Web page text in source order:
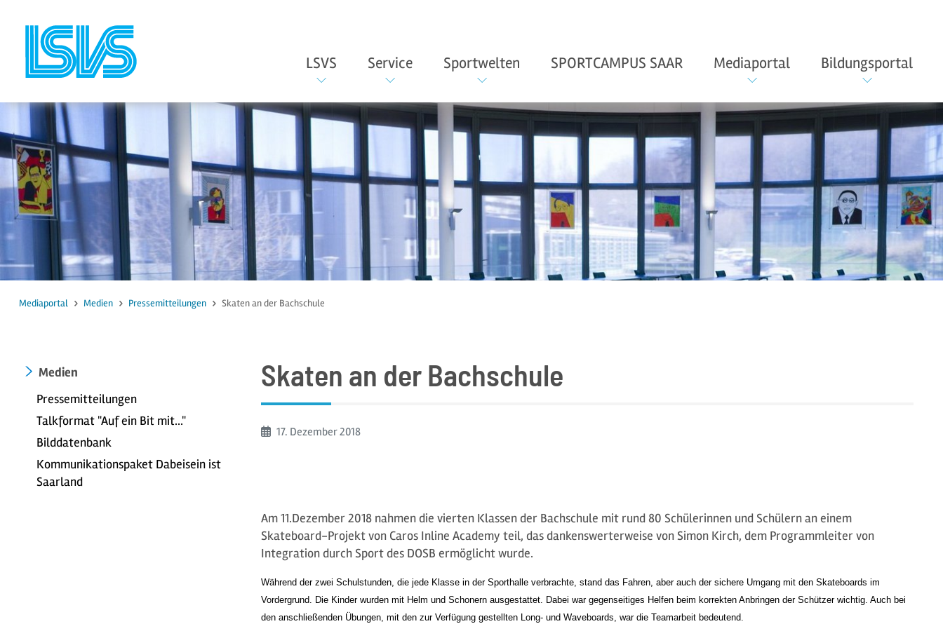
zum Inhalt
zur Suche
LSVS Service Sportwelten SPORTCAMPUS SAAR Mediaportal Bildungsportal
Mediaportal Medien Pressemitteilungen Skaten an der Bachschule
Medien
Pressemitteilungen
Talkformat "Auf ein Bit mit..."
Bilddatenbank
Kommunikationspaket Dabeisein ist
Saarland
Skaten an der Bachschule
Beginn:
17. Dezember2018
Am 11.Dezember 2018 nahmen die vierten Klassen der Bachschule mit rund 80 Schülerinnen und Schülern an einem
Skateboard-Projekt von Caros Inline Academy teil, das dankenswerterweise von Simon Kirch, dem Programmleiter von
Integration durch Sport des DOSB ermöglicht wurde.
Während der zwei Schulstunden, die jede Klasse in der Sporthalle verbrachte, stand das Fahren, aber auch der sichere Umgang mit den Skateboards im
Vordergrund. Die Kinder wurden mit Helm und Schonern ausgestattet. Dabei war gegenseitiges Helfen beim korrekten Anbringen der Schützer wichtig. Auch bei
den anschließenden Übungen, mit den zur Verfügung gestellten Long- und Waveboards, war die Teamarbeit bedeutend.